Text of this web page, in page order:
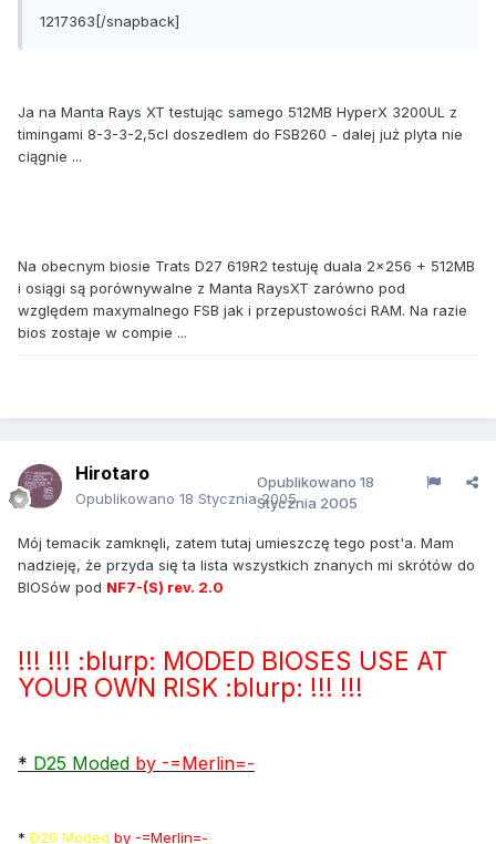
1217363[/snapback]
Ja na Manta Rays XT testując samego 512MB HyperX 3200UL z
timingami 8-3-3-2,5cl doszedlem do FSB260 - dalej już plyta nie
ciągnie ...
Na obecnym biosie Trats D27 619R2 testuję duala 2x256 + 512MB
i osiągi są porównywalne z Manta RaysXT zarówno pod
względem maxymalnego FSB jak i przepustowości RAM. Na razie
bios zostaje w compie ...
Hirotaro
Opublikowano 18 Stycznia 2005
Opublikowano 18
Stycznia 2005
Mój temacik zamknęli, zatem tutaj umieszczę tego post'a. Mam
nadzieję, że przyda się ta lista wszystkich znanych mi skrótów do
BIOSów pod NF7-(S) rev. 2.0
!!! !!! :blurp: MODED BIOSES USE AT
YOUR OWN RISK :blurp: !!! !!!
* D25 Moded by -=Merlin=-
* D26 Moded by -=Merlin=-